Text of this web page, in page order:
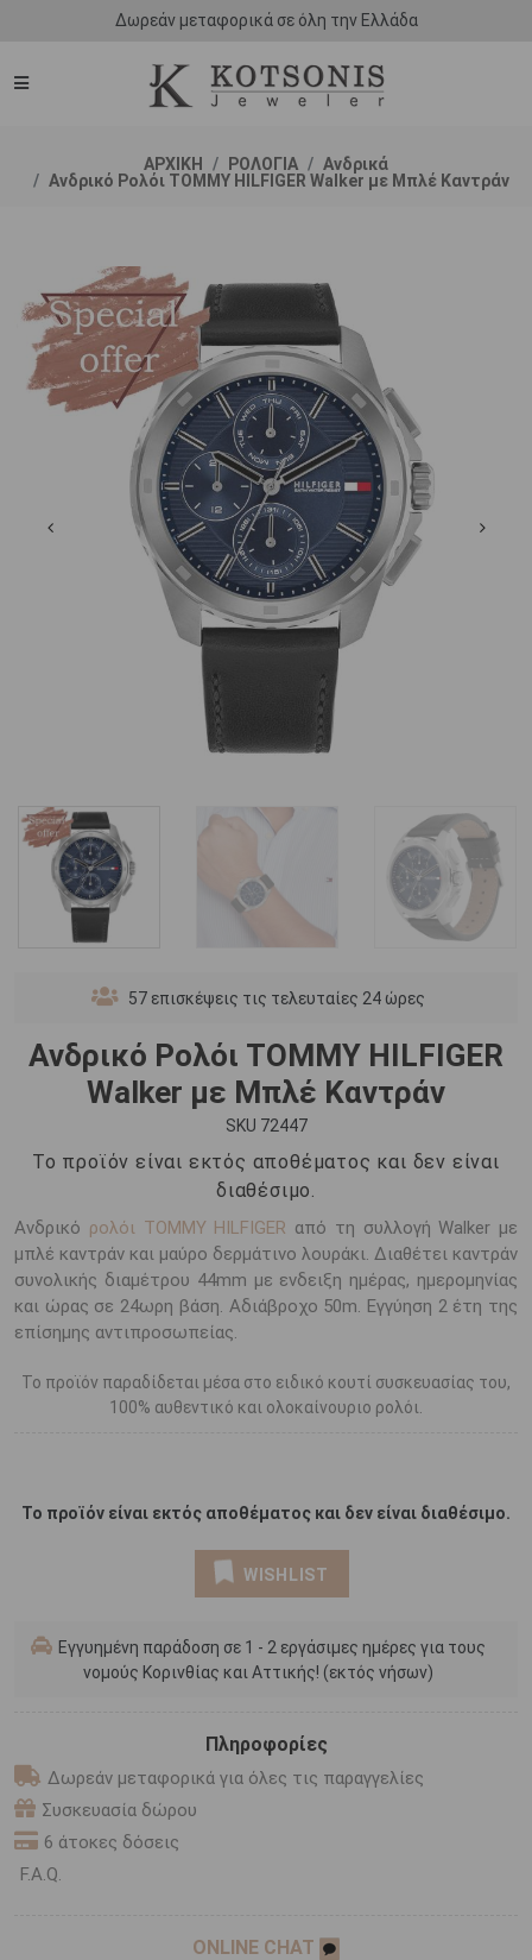
Δωρεάν μεταφορικά σε όλη την Ελλάδα
ΑΡΧΙΚΗ ΡΟΛΟΓΙΑ
Ανδρικά
Ανδρικό Ρολόι TOMMY HILFIGER Walker με Μπλέ Καντράν
57 επισκέψεις τις τελευταίες 24 ώρες
Ανδρικό Ρολόι TOMMY HILFIGER
Walker με Μπλέ Καντράν
SKU 72447
Το προϊόν είναι εκτός αποθέματος και δεν είναι
διαθέσιμο.
Ανδρικό ρολόι TOMMY HILFIGER από τη συλλογή Walker με
μπλέ καντράν και μαύρο δερμάτινο λουράκι. Διαθέτει καντράν
συνολικής διαμέτρου 44mm με ενδειξη ημέρας, ημερομηνίας
και ώρας σε 24ωρη βάση. Αδιάβροχο 50m. Εγγύηση 2 έτη της
επίσημης αντιπροσωπείας.
Το προϊόν παραδίδεται μέσα στο ειδικό κουτί συσκευασίας του,
100% αυθεντικό και ολοκαίνουριο ρολόι.
Το προϊόν είναι εκτός αποθέματος και δεν είναι διαθέσιμο.
WISHLIST
Εγγυημένη παράδοση σε 1 - 2 εργάσιμες ημέρες για τους
νομούς Κορινθίας και Αττικής! (εκτός νήσων)
Πληροφορίες
Δωρεάν μεταφορικά για όλες τις παραγγελίες
Συσκευασία δώρου
6 άτοκες δόσεις
F.A.Q.
ONLINE CHAT